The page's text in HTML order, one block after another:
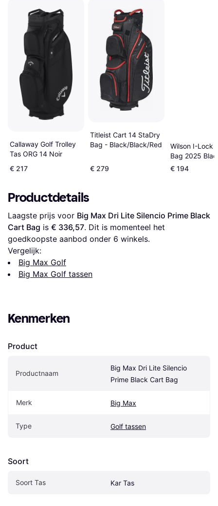
Callaway Golf Trolley
Tas ORG 14 Noir
€ 217
Titleist Cart 14 StaDry
Bag - Black/Black/Red
€ 279
Wilson I-Lock
Bag 2025
€ 194
Productdetails
Laagste prijs voor Big Max Dri Lite Silencio Prime Black
Cart Bag is € 336,57. Dit is momenteel het
goedkoopste aanbod onder 6 winkels.
Vergelijk:
Big Max Golf
Big Max Golf tassen
Kenmerken
Product
Productnaam
Big Max Dri Lite Silencio
Prime Black Cart Bag
Merk Big Max
Type Golf tassen
Soort
Soort Tas Kar Tas